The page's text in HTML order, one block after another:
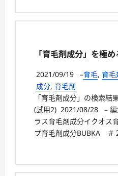
「育毛剤成分」を極め
2021/09/19 –育毛, 育毛
成分, 育毛剤
「育毛剤成分」の検索
(試用2) 2021/08/28 – 編
ラス育毛剤成分イクオス
プ育毛剤成分BUBKA ＃